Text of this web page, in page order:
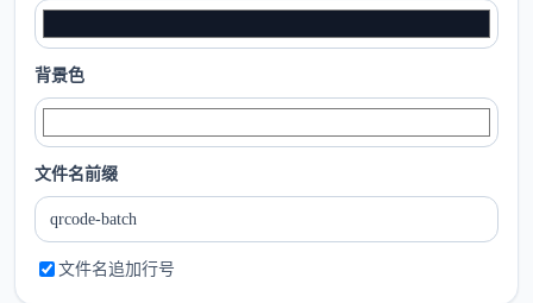
背景色
文件名前缀
文件名追加行号